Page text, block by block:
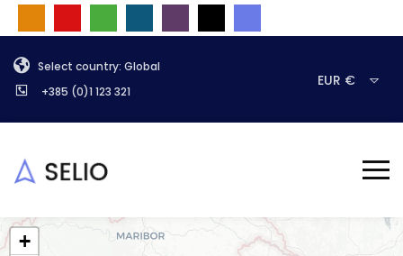
Select country: Global
+385 (0)1 123 321
EUR €
+